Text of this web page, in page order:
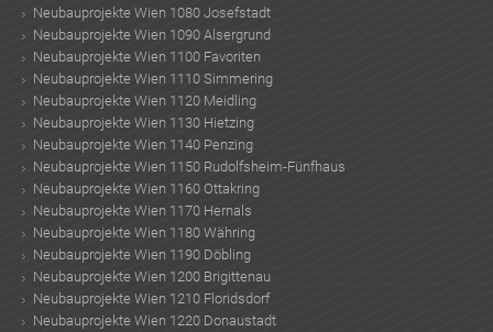
Neubauprojekte Wien 1080 Josefstadt
Neubauprojekte Wien 1090 Alsergrund
Neubauprojekte Wien 1100 Favoriten
Neubauprojekte Wien 1110 Simmering
Neubauprojekte Wien 1120 Meidling
Neubauprojekte Wien 1130 Hietzing
Neubauprojekte Wien 1140 Penzing
Neubauprojekte Wien 1150 Rudolfsheim-Fünfhaus
Neubauprojekte Wien 1160 Ottakring
Neubauprojekte Wien 1170 Hernals
Neubauprojekte Wien 1180 Währing
Neubauprojekte Wien 1190 Döbling
Neubauprojekte Wien 1200 Brigittenau
Neubauprojekte Wien 1210 Floridsdorf
Neubauprojekte Wien 1220 Donaustadt